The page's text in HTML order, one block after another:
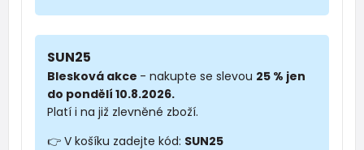
SUN25
Blesková akce - nakupte se slevou 25 % jen
do pondělí 10.8.2026.
Platí i na již zlevněné zboží.
👉 V košíku zadejte kód: SUN25